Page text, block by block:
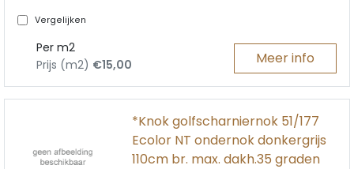
Vergelijken
Per m2
Prijs (m2) €15,00 Meer info
*Knok golfscharniernok 51/177
Ecolor NT ondernok donkergrijs
110cm br. max. dakh.35 graden